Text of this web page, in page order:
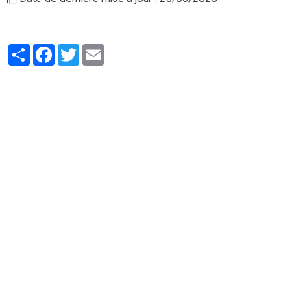
PartagerFacebook
Twitter